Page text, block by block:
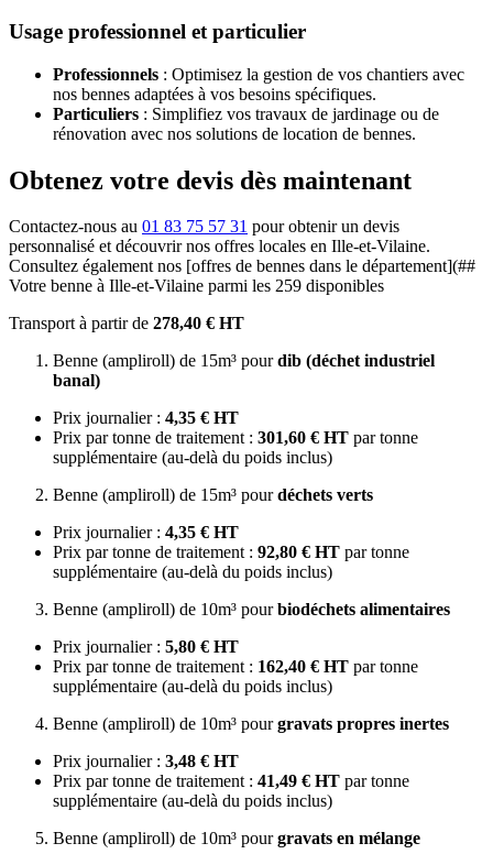
Usage professionnel et particulier
Professionnels : Optimisez la gestion de vos chantiers avec
nos bennes adaptées à vos besoins spécifiques.
Particuliers : Simplifiez vos travaux de jardinage ou de
rénovation avec nos solutions de location de bennes.
Obtenez votre devis dès maintenant
Contactez-nous au 01 83 75 57 31 pour obtenir un devis
personnalisé et découvrir nos offres locales en Ille-et-Vilaine.
Consultez également nos [offres de bennes dans le département](##
Votre benne à Ille-et-Vilaine parmi les 259 disponibles
Transport à partir de 278,40 € HT
Benne (ampliroll) de 15m³ pourdib (déchet industriel
banal)
Prix journalier : 4,35 € HT
Prix par tonne de traitement : 301,60 € HT par tonne
supplémentaire (au-delà du poids inclus)
Benne (ampliroll) de 15m³ pourdéchets verts
Prix journalier : 4,35 € HT
Prix par tonne de traitement : 92,80 € HT par tonne
supplémentaire (au-delà du poids inclus)
Benne (ampliroll) de 10m³ pourbiodéchets alimentaires
Prix journalier : 5,80 € HT
Prix par tonne de traitement : 162,40 € HT par tonne
supplémentaire (au-delà du poids inclus)
Benne (ampliroll) de 10m³ pourgravats propres inertes
Prix journalier : 3,48 € HT
Prix par tonne de traitement : 41,49 € HT par tonne
supplémentaire (au-delà du poids inclus)
Benne (ampliroll) de 10m³ pourgravats en mélange